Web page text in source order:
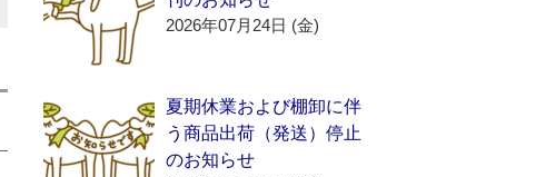
2026年07月24日 (金)
夏期休業および棚卸に伴
う商品出荷（発送）停止
のお知らせ